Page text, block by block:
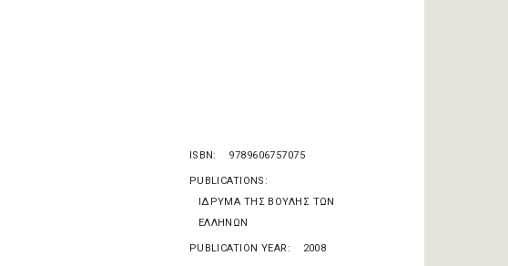
ISBN 9789606757075
PUBLICATIONS
ΙΔΡΥΜΑ ΤΗΣ ΒΟΥΛΗΣ ΤΩΝ
ΕΛΛΗΝΩΝ
PUBLICATION YEAR 2008